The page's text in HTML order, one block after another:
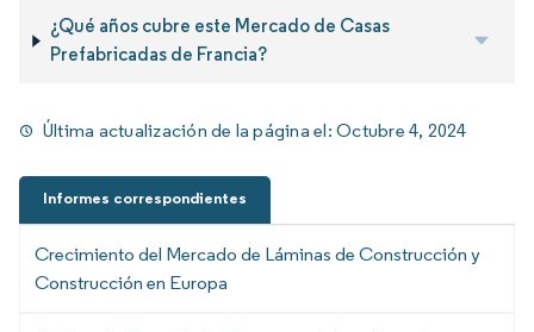
¿Qué años cubre este Mercado de Casas
Prefabricadas de Francia?
Última actualización de la página el:Octubre 4, 2024
Informes correspondientes
Crecimiento del Mercado de Láminas de Construcción y
Construcción en Europa